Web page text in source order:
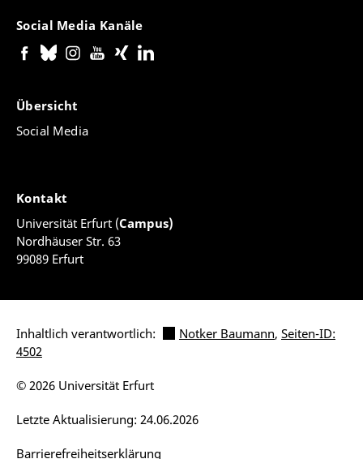
Social Media Kanäle
Übersicht
Social Media
Kontakt
Universität Erfurt (Campus)
Nordhäuser Str. 63
99089 Erfurt
Inhaltlich verantwortlich: Notker Baumann, Seiten-ID:
4502
Barrierefreiheitserklärung
Letzte Aktualisierung: 24.06.2026
© 2026 Universität Erfurt